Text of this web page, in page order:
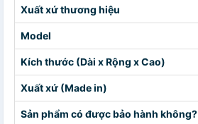
Xuất xứ thương hiệu
Model
Kích thước (Dài x Rộng x Cao)
Xuất xứ (Made in)
Sản phẩm có được bảo hành không?